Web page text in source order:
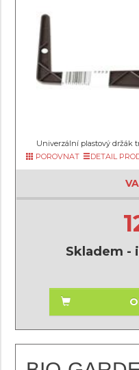
Univerzální plastový držák
POROVNAT
DETAIL
Skladem -